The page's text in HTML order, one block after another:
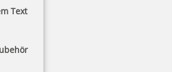
Text
Line 2600 Textstempel 58x37 mm